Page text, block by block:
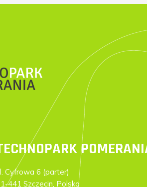
Cyfrowa 6 (parter)
441 Szczecin, Polska